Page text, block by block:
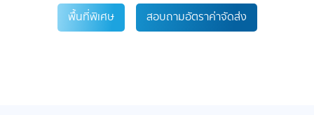
พื้นที่พิเศษ สอบถามอัตราค่าจัดส่ง